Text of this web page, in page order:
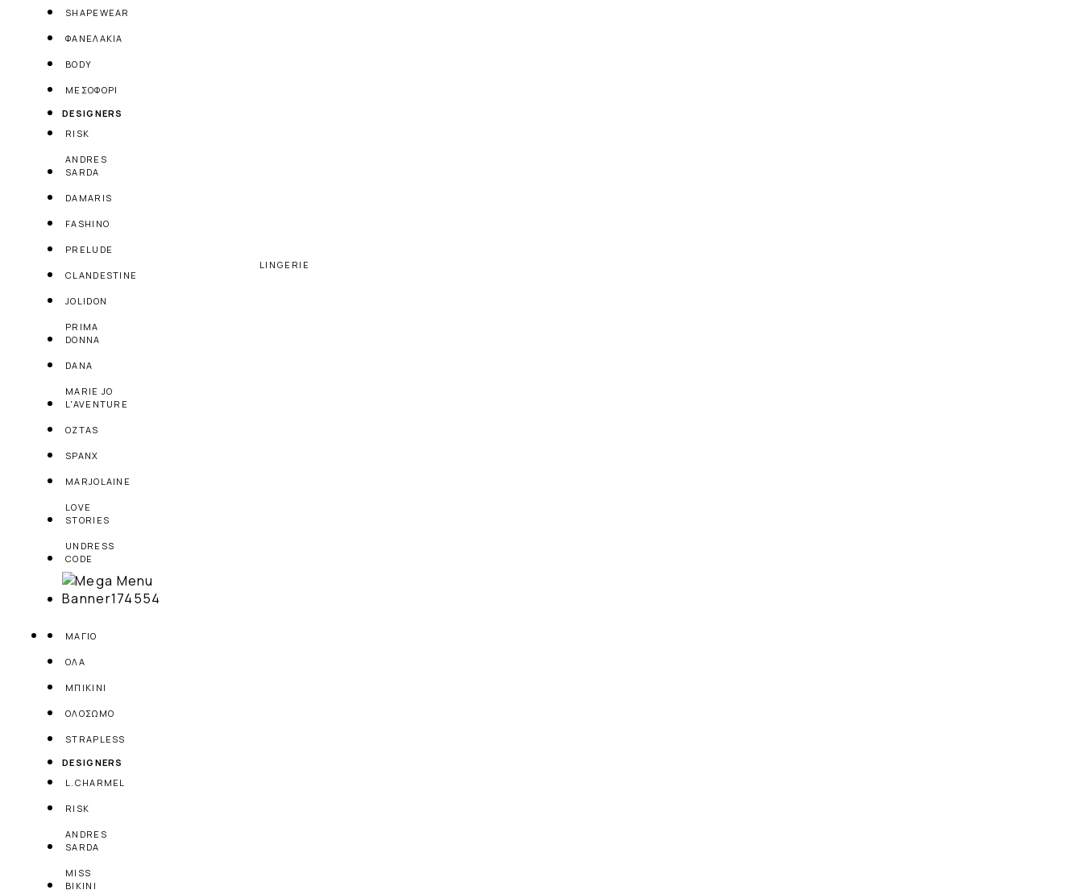
SHAPEWEAR
ΦΑΝΕΛΑΚΙΑ
BODY
ΜΕΣΟΦΟΡΙ
DESIGNERS
RISK
ANDRES
SARDA
DAMARIS
FASHINO
PRELUDE
CLANDESTINE
JOLIDON
PRIMA
DONNA
DANA
MARIE JO
L'AVENTURE
OZTAS
SPANX
MARJOLAINE
LOVE
STORIES
UNDRESS
CODE
LINGERIE
ΜΑΓΙΟ
ΟΛΑ
ΜΠΙΚΙΝΙ
ΟΛΟΣΩΜΟ
STRAPLESS
DESIGNERS
L.CHARMEL
RISK
ANDRES
SARDA
MISS
BIKINI